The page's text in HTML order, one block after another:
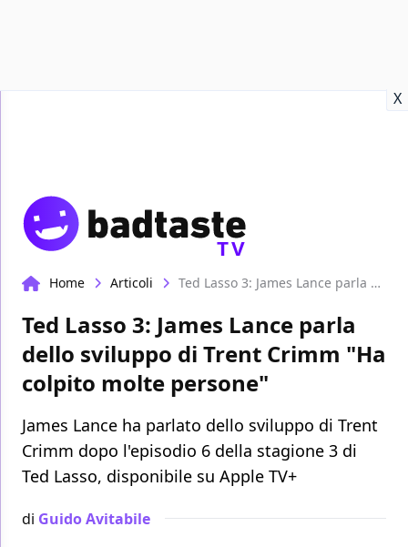
X
TV
Home Articoli Ted Lasso 3: James Lance parla dello sviluppo di Trent Crimm "Ha colpito molte persone"
Ted Lasso 3: James Lance parla
dello sviluppo di Trent Crimm "Ha
colpito molte persone"
James Lance ha parlato dello sviluppo di Trent
Crimm dopo l'episodio 6 della stagione 3 di
Ted Lasso, disponibile su Apple TV+
di Guido Avitabile